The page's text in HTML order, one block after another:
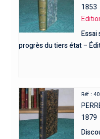
1853
Essai
progrès du tiers état –
Réf :
1879